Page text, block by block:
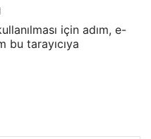
için adım, e-
bu tarayıcıya